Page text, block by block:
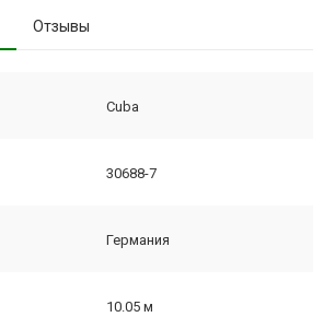
Отзывы
Cuba
30688-7
Германия
10.05 м